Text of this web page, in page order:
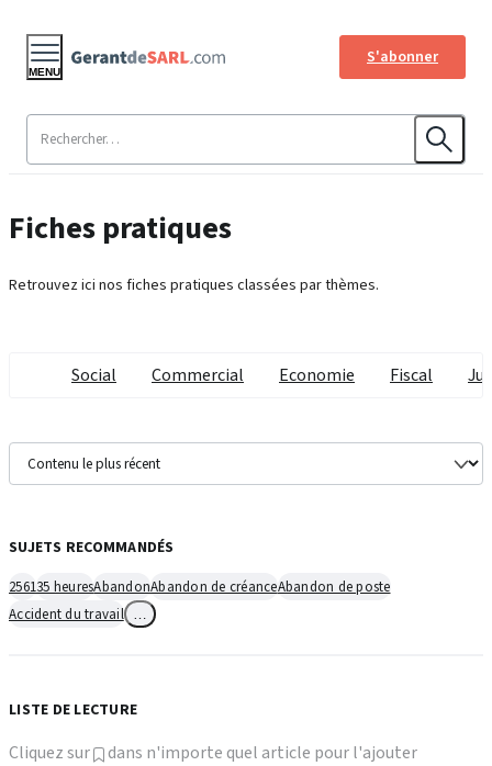
S'abonner
MENU
Fiches pratiques
Retrouvez ici nos fiches pratiques classées par thèmes.
Social Commercial Economie Fiscal
SUJETS RECOMMANDÉS
256135 heuresAbandonAbandon de créanceAbandon de poste
Accident du travail
LISTE DE LECTURE
Cliquez sur
dans n'importe quel article pour l'ajouter